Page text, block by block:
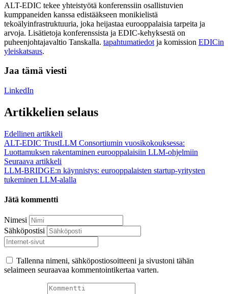
ALT-EDIC tekee yhteistyötä konferenssiin osallistuvien
kumppaneiden kanssa edistääkseen monikielistä
tekoälyinfrastruktuuria, joka heijastaa eurooppalaisia tarpeita ja
arvoja. Lisätietoja konferenssista ja EDIC-kehyksestä on
puheenjohtajavaltio Tanskalla. tapahtumatiedot ja komission EDICin
yleiskatsaus.
Jaa tämä viesti
LinkedIn
Artikkelien selaus
Edellinen artikkeli
ALT-EDIC TrustLLM Consortiumin vuosikokouksessa:
Luottamuksen rakentaminen eurooppalaisiin LLM-ohjelmiin
Seuraava artikkeli
LLM-BRIDGE:n käynnistys: eurooppalaisten startup-yritysten
tukeminen LLM-alalla
Jätä kommentti
Nimesi
Sähköpostisi
Tallenna nimeni, sähköpostiosoitteeni ja sivustoni tähän
selaimeen seuraavaa kommentointikertaa varten.